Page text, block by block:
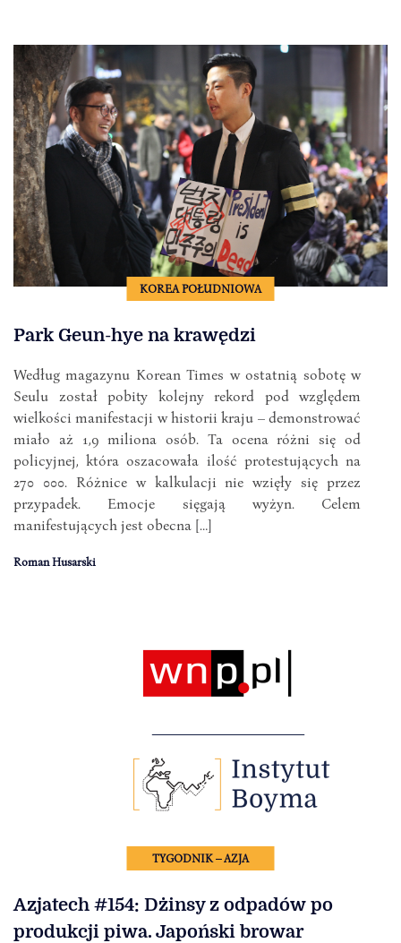
KOREA POŁUDNIOWA
Park Geun-hye na krawędzi
Według magazynu Korean Times w ostatnią sobotę w
Seulu został pobity kolejny rekord pod względem
wielkości manifestacji w historii kraju – demonstrować
miało aż 1,9 miliona osób. Ta ocena różni się od
policyjnej, która oszacowała ilość protestujących na
270 000. Różnice w kalkulacji nie wzięły się przez
przypadek. Emocje sięgają wyżyn. Celem
manifestujących jest obecna […]
Roman Husarski
TYGODNIK – AZJA
Azjatech #154: Dżinsy z odpadów po
produkcji piwa. Japoński browar